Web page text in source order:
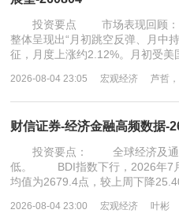
投资要点 市场表现回顾：
整体呈现出“月初跳空反弹、月中
征，月度上涨约2.12%。月初受美
2026-08-04 23:05 宏观经济 芦哲
财信证券-经济金融高频数据-
投资要点： 全球经济及通胀
低。 BDI指数下行，2026年7月
均值为2679.4点，较上周下降
2026-08-04 23:00 宏观经济 叶彬